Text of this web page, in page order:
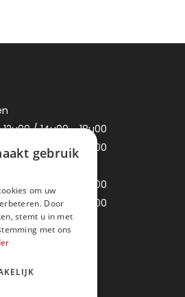
/ 14u00 - 18u00
12u00 / 14u00 - 18u00
12u00 / 14u00 - 18u00
/ 14u00 - 18u00
gebruik
om uw
Door
stemt u in met
met ons